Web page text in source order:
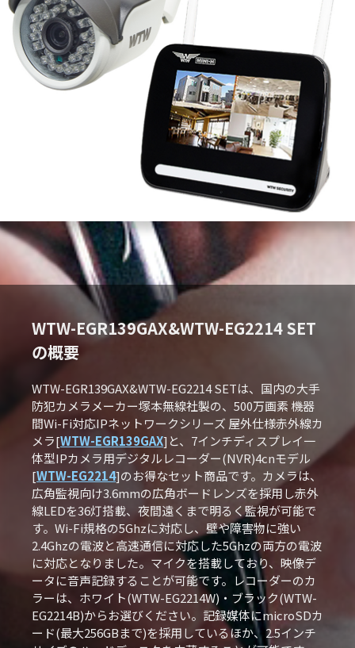
WTW-EGR139GAX&WTW-EG2214 SET
の概要
WTW-EGR139GAX&WTW-EG2214 SETは、国内の大手
防犯カメラメーカー塚本無線社製の、500万画素 機器
間Wi-Fi対応IPネットワークシリーズ 屋外仕様赤外線カ
メラ[WTW-EGR139GAX]と、7インチディスプレイ一
体型IPカメラ用デジタルレコーダー(NVR)4cnモデル
[WTW-EG2214]のお得なセット商品です。カメラは、
広角監視向け3.6mmの広角ボードレンズを採用し赤外
線LEDを36灯搭載、夜間遠くまで明るく監視が可能で
す。Wi-Fi規格の5Ghzに対応し、壁や障害物に強い
2.4Ghzの電波と高速通信に対応した5Ghzの両方の電波
に対応となりました。マイクを搭載しており、映像デ
ータに音声記録することが可能です。レコーダーのカ
ラーは、ホワイト(WTW-EG2214W)・ブラック(WTW-
EG2214B)からお選びください。記録媒体にmicroSDカ
ード(最大256GBまで)を採用しているほか、2.5インチ